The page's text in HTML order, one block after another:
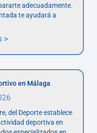
adecuadamente.
te ayudará a
>
en Málaga
del Deporte establece
deportiva en